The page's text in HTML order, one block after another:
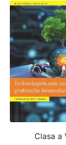
Clasa a